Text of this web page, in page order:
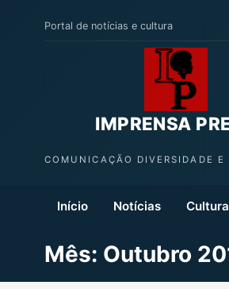
Portal de notícias e cultura
IMPRENSA
COMUNICAÇÃO DIVERSIDADE E
Início Notícias Cultura
Mês: Outubro